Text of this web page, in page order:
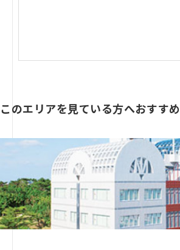
このエリアを見ている方へおすすめ